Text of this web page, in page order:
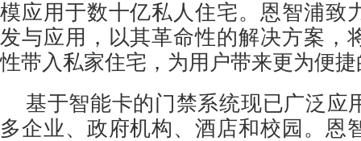
模应用于数十亿私人住宅。恩智浦致
发与应用，以其革命性的解决方案，
性带入私家住宅，为用户带来更为便
基于智能卡的门禁系统现已广泛应
多企业、政府机构、酒店和校园。恩